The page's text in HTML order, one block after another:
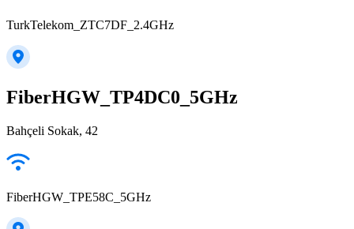
TurkTelekom_ZTC7DF_2.4GHz
FiberHGW_TP4DC0_5GHz
Bahçeli Sokak, 42
FiberHGW_TPE58C_5GHz